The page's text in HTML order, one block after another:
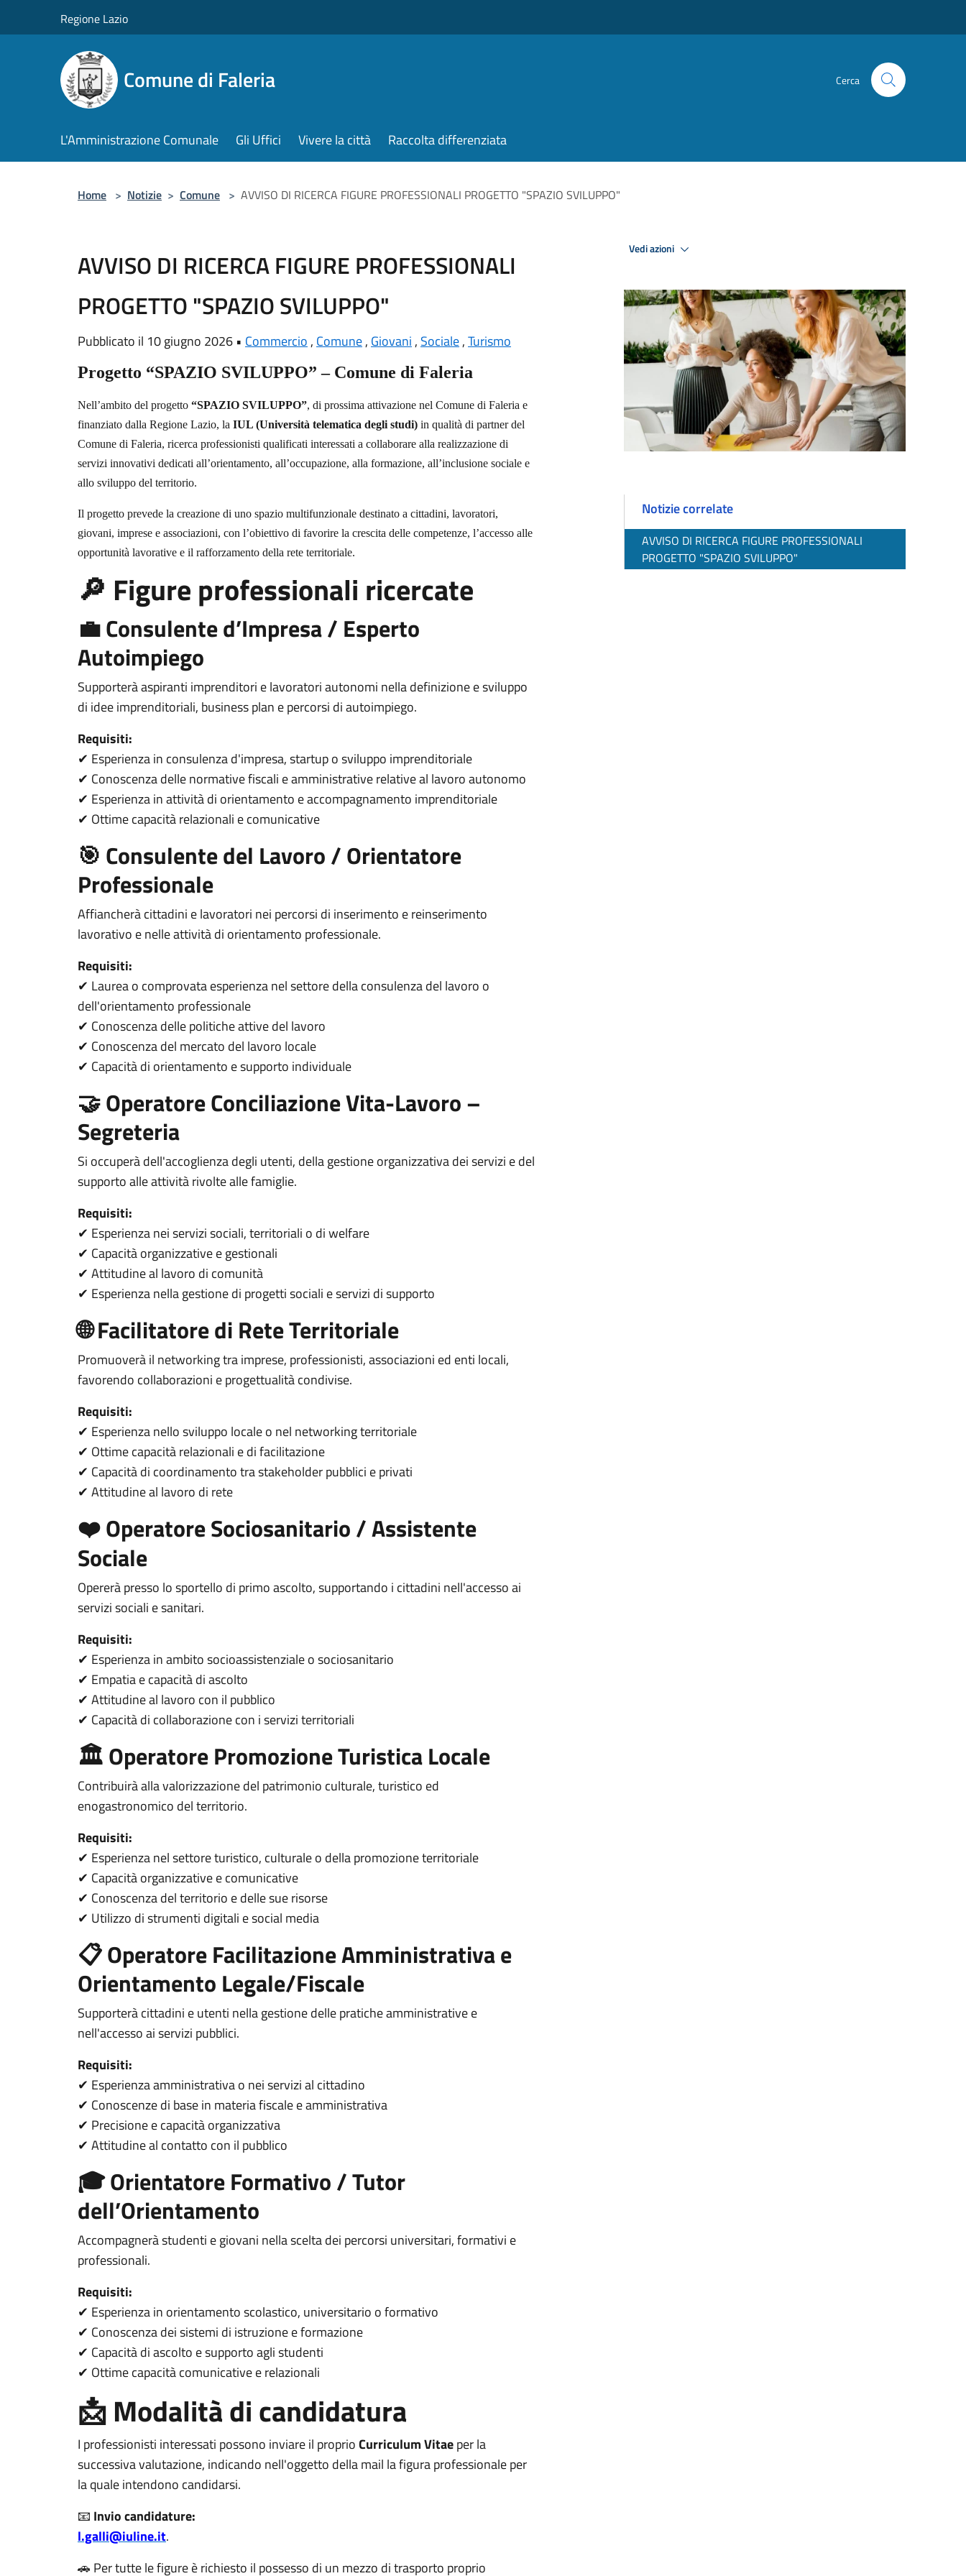
Regione Lazio
Comune di Faleria Cerca
L'Amministrazione Comunale Gli Uffici Vivere la città Raccolta differenziata
Home > Notizie > Comune > AVVISO DI RICERCA FIGURE PROFESSIONALI PROGETTO "SPAZIO SVILUPPO"
AVVISO DI RICERCA FIGURE PROFESSIONALI
PROGETTO "SPAZIO SVILUPPO"
Pubblicato il 10 giugno 2026 • Commercio , Comune, Giovani , Sociale,Turismo
Progetto “SPAZIO SVILUPPO” – Comune di Faleria
Nell’ambito del progetto “SPAZIO SVILUPPO”, di prossima attivazione nel Comune di Faleria e
finanziato dalla Regione Lazio, la IUL (Università telematica degli studi) in qualità di partner del
Comune di Faleria, ricerca professionisti qualificati interessati a collaborare alla realizzazione di
servizi innovativi dedicati all’orientamento, all’occupazione, alla formazione, all’inclusione sociale e
allo sviluppo del territorio.
Il progetto prevede la creazione di uno spazio multifunzionale destinato a cittadini, lavoratori,
giovani, imprese e associazioni, con l’obiettivo di favorire la crescita delle competenze, l’accesso alle
opportunità lavorative e il rafforzamento della rete territoriale.
🔎 Figure professionali ricercate
💼 Consulente d’Impresa / Esperto
Autoimpiego
Supporterà aspiranti imprenditori e lavoratori autonomi nella definizione e sviluppo
di idee imprenditoriali, business plan e percorsi di autoimpiego.
Requisiti:
✔ Esperienza in consulenza d'impresa, startup o sviluppo imprenditoriale
✔ Conoscenza delle normative fiscali e amministrative relative al lavoro autonomo
✔ Esperienza in attività di orientamento e accompagnamento imprenditoriale
✔ Ottime capacità relazionali e comunicative
🎯 Consulente del Lavoro / Orientatore
Professionale
Affiancherà cittadini e lavoratori nei percorsi di inserimento e reinserimento
lavorativo e nelle attività di orientamento professionale.
Requisiti:
✔ Laurea o comprovata esperienza nel settore della consulenza del lavoro o
dell'orientamento professionale
✔ Conoscenza delle politiche attive del lavoro
✔ Conoscenza del mercato del lavoro locale
✔ Capacità di orientamento e supporto individuale
🤝 Operatore Conciliazione Vita-Lavoro –
Segreteria
Si occuperà dell'accoglienza degli utenti, della gestione organizzativa dei servizi e del
supporto alle attività rivolte alle famiglie.
Requisiti:
✔ Esperienza nei servizi sociali, territoriali o di welfare
✔ Capacità organizzative e gestionali
✔ Attitudine al lavoro di comunità
✔ Esperienza nella gestione di progetti sociali e servizi di supporto
🌐 Facilitatore di Rete Territoriale
Promuoverà il networking tra imprese, professionisti, associazioni ed enti locali,
favorendo collaborazioni e progettualità condivise.
Requisiti:
✔ Esperienza nello sviluppo locale o nel networking territoriale
✔ Ottime capacità relazionali e di facilitazione
✔ Capacità di coordinamento tra stakeholder pubblici e privati
✔ Attitudine al lavoro di rete
❤ ️ Operatore Sociosanitario / Assistente
Sociale
Opererà presso lo sportello di primo ascolto, supportando i cittadini nell'accesso ai
servizi sociali e sanitari.
Requisiti:
✔ Esperienza in ambito socioassistenziale o sociosanitario
✔ Empatia e capacità di ascolto
✔ Attitudine al lavoro con il pubblico
✔ Capacità di collaborazione con i servizi territoriali
🏛️ Operatore Promozione Turistica Locale
Contribuirà alla valorizzazione del patrimonio culturale, turistico ed
enogastronomico del territorio.
Requisiti:
✔ Esperienza nel settore turistico, culturale o della promozione territoriale
✔ Capacità organizzative e comunicative
✔ Conoscenza del territorio e delle sue risorse
✔ Utilizzo di strumenti digitali e social media
📋 Operatore Facilitazione Amministrativa e
Orientamento Legale/Fiscale
Supporterà cittadini e utenti nella gestione delle pratiche amministrative e
nell'accesso ai servizi pubblici.
Requisiti:
✔ Esperienza amministrativa o nei servizi al cittadino
✔ Conoscenze di base in materia fiscale e amministrativa
✔ Precisione e capacità organizzativa
✔ Attitudine al contatto con il pubblico
🎓 Orientatore Formativo / Tutor
dell’Orientamento
Accompagnerà studenti e giovani nella scelta dei percorsi universitari, formativi e
professionali.
Requisiti:
✔ Esperienza in orientamento scolastico, universitario o formativo
✔ Conoscenza dei sistemi di istruzione e formazione
✔ Capacità di ascolto e supporto agli studenti
✔ Ottime capacità comunicative e relazionali
📩 Modalità di candidatura
I professionisti interessati possono inviare il proprioCurriculum Vitaeper la
successiva valutazione, indicando nell'oggetto della mail la figura professionale per
la quale intendono candidarsi.
📧 Invio candidature:
l.galli@iuline.it.
🚗 Per tutte le figure è richiesto il possesso di un mezzo di trasporto proprio
Vedi azioni
Notizie correlate
AVVISO DI RICERCA FIGURE PROFESSIONALI
PROGETTO "SPAZIO SVILUPPO"